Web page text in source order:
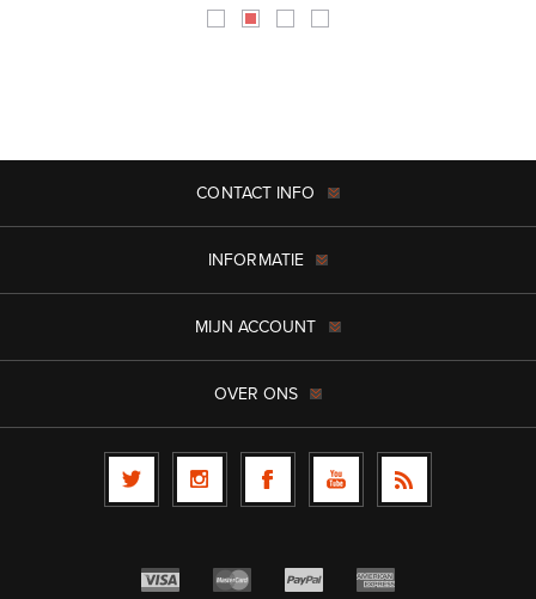
CONTACT INFO
INFORMATIE
MIJN ACCOUNT
OVER ONS